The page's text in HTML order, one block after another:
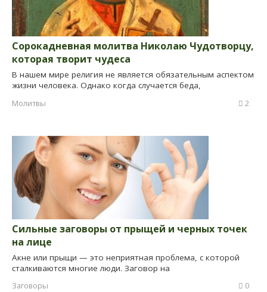
Сорокадневная молитва Николаю Чудотворцу,
которая творит чудеса
В нашем мире религия не является обязательным аспектом
жизни человека. Однако когда случается беда,
Молитвы
2
Сильные заговоры от прыщей и черных точек
на лице
Акне или прыщи — это неприятная проблема, с которой
сталкиваются многие люди. Заговор на
Заговоры
0